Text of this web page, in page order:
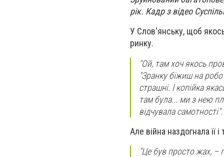
рік. Кадр з відео
У Слов'янську, щоб
ринку.
"Ой, там хоч якось
"Зранку біжиш на
страшні. І копійка
там була... ми з нею
відчувала самотності".
Але війна наздогнала
"Це був просто жах, –